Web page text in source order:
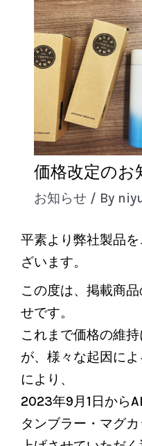
価格改定のお
お知らせ / By
平素より弊社製品
ざいます。
この度は、掲載商
せです。
これまで価格の維
が、様々な起因に
により、
2023年9月1日から
タンブラー・マグ